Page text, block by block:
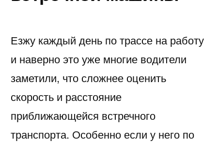
Езжу каждый день по трассе на работу
и наверно это уже многие водители
заметили, что сложнее оценить
скорость и расстояние
приближающейся встречного
транспорта. Особенно если у него по